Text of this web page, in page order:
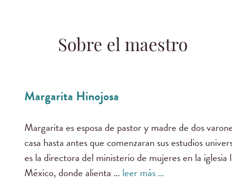
Sobre el maestro
Margarita Hinojosa
Margarita es esposa de pastor y madre de dos
casa hasta antes que comenzaran sus estudios
es la directora del ministerio de mujeres en la
México, donde alienta … leer más …